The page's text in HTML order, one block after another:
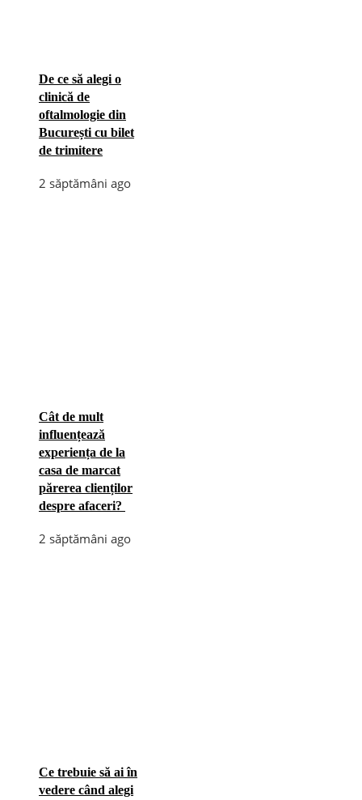
De ce să alegi o
clinică de
oftalmologie din
București cu bilet
de trimitere
2 săptămâni ago
Cât de mult
influențează
experiența de la
casa de marcat
părerea clienților
despre afaceri?
2 săptămâni ago
Ce trebuie să ai în
vedere când alegi